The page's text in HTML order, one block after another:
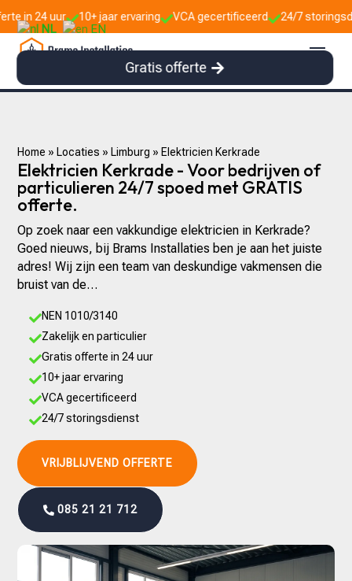
10+ jaar ervaringVCA gecertificeerd24/7 storingsdienst
NL EN
Gratis offerte
Home » Locaties » Limburg » Elektricien Kerkrade
Elektricien Kerkrade - Voor bedrijven of
particulieren 24/7 spoed met GRATIS
offerte.
Op zoek naar een vakkundige elektricien in Kerkrade?
Goed nieuws, bij Brams Installaties ben je aan het juiste
adres! Wij zijn een team van deskundige vakmensen die
bruist van de…
NEN 1010/3140
Zakelijk en particulier
Gratis offerte in 24 uur
10+ jaar ervaring
VCA gecertificeerd
24/7 storingsdienst
VRIJBLIJVEND OFFERTE
085 21 21 712